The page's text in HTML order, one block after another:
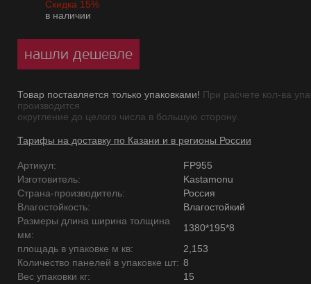
Скидка 15%
в наличии
нашли дешевле
Товар поставляется только упаковками! При расчете кол-ва
производится
округление до целого числа в большую сторону.
Тарифы на доставку по Казани и в регионы России
Артикул:
FP955
Изготовитель:
Kastamonu
Страна-производитель:
Россия
Влагостойкость:
Влагостойкий
Размеры длина ширина толщина
мм:
1380*195*8
площадь в упаковке м кв:
2,153
Количество панелей в упаковке шт: 8
Вес упаковки кг:
15